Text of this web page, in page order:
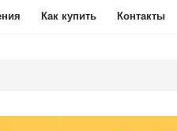
Как купить Контакты